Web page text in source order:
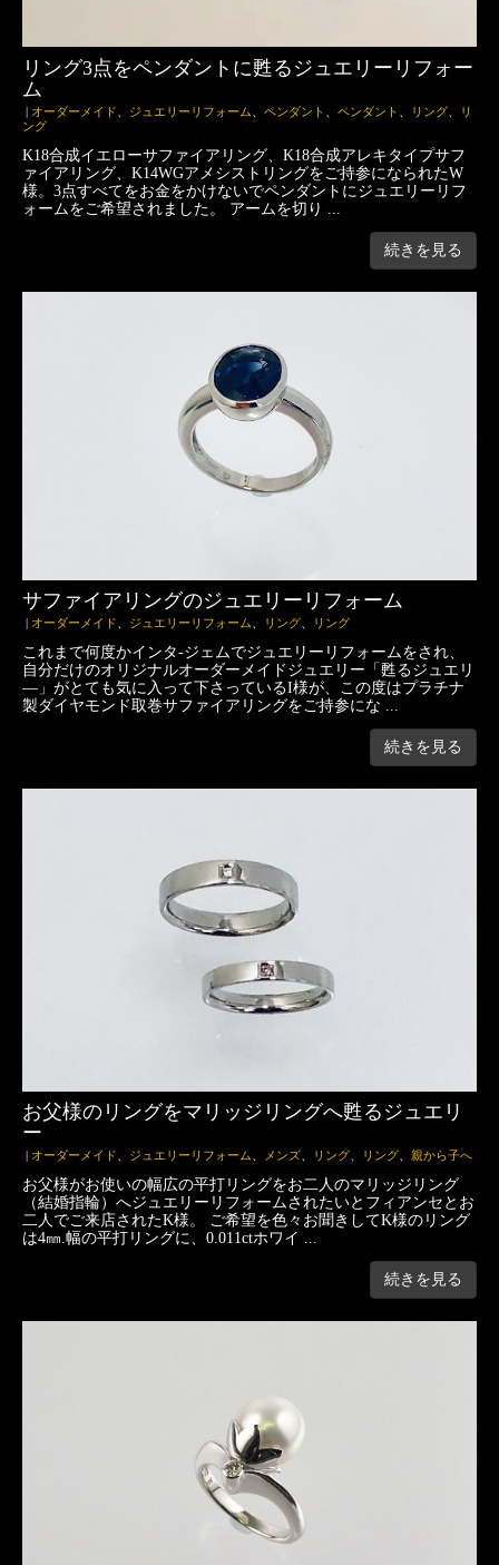
リング3点をペンダントに甦るジュエリーリフォー
ム
| オーダーメイド ジュエリーリフォーム ペンダント ペンダント リング
リ
ング
K18合成イエローサファイアリング、K18合成アレキタイプサフ
ァイアリング、K14WGアメシストリングをご持参になられたW
様。3点すべてをお金をかけないでペンダントにジュエリーリフ
ォームをご希望されました。 アームを切り ...
続きを見る
サファイアリングのジュエリーリフォーム
オーダーメイド ジュエリーリフォーム リング リング
これまで何度かインタ-ジェムでジュエリーリフォームをされ、
自分だけのオリジナルオーダーメイドジュエリー「甦るジュエリ
―」がとても気に入って下さっているI様が、この度はプラチナ
製ダイヤモンド取巻サファイアリングをご持参にな ...
続きを見る
お父様のリングをマリッジリングへ甦るジュエリ
ー
オーダーメイド ジュエリーリフォーム メンズ リング リング 親から子へ
お父様がお使いの幅広の平打リングをお二人のマリッジリング
（結婚指輪）へジュエリーリフォームされたいとフィアンセとお
二人でご来店されたK様。 ご希望を色々お聞きしてK様のリング
は4㎜.幅の平打リングに、0.011ctホワイ ...
続きを見る